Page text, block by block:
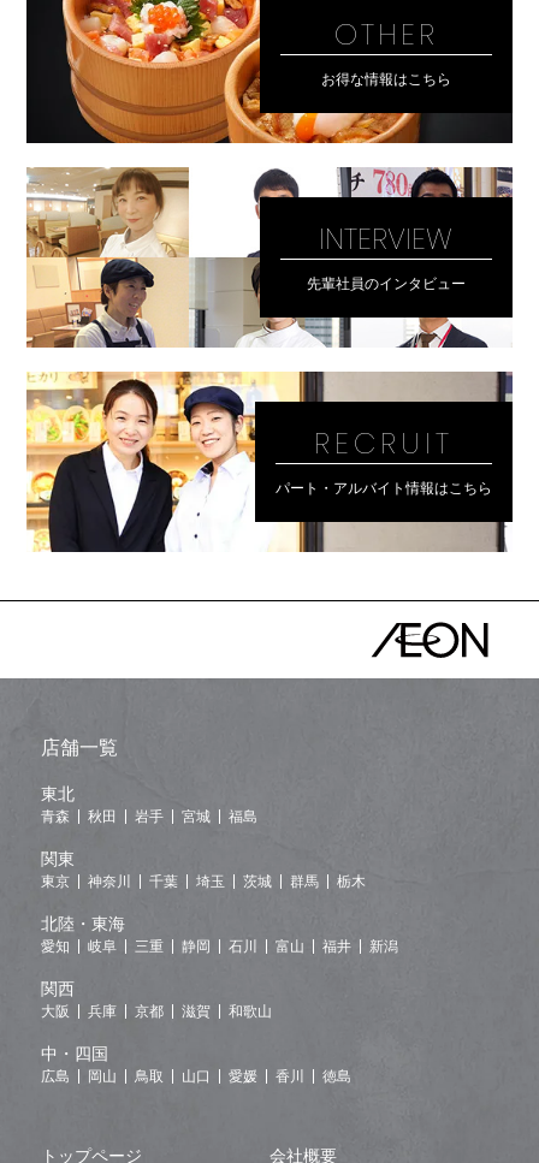
OTHER
お得な情報はこちら
INTERVIEW
先輩社員のインタビュー
RECRUIT
パート・アルバイト情報はこちら
トップページ 会社概要
店舗一覧
東北
青森 秋田 岩手 宮城 福島
関東
東京 神奈川 千葉 埼玉 茨城 群馬 栃木
北陸・東海
愛知 岐阜 三重 静岡 石川 富山 福井 新潟
関西
大阪 兵庫 京都 滋賀 和歌山
中・四国
広島 岡山 鳥取 山口 愛媛 香川 徳島